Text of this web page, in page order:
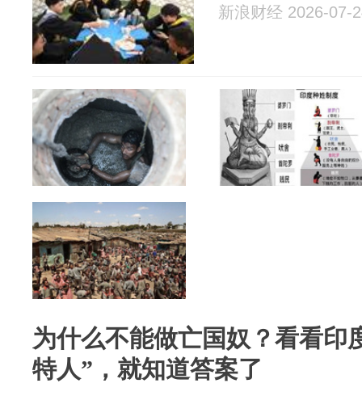
新浪财经 2026-07-
为什么不能做亡国奴？看看印
特人”，就知道答案了